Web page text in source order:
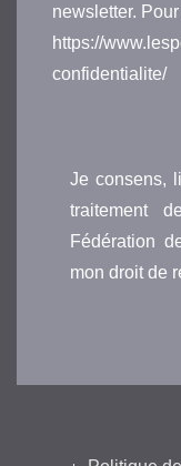
newsletter.
https://
confidentialite/
Je consens,
traitement
Fédération
mon droit de